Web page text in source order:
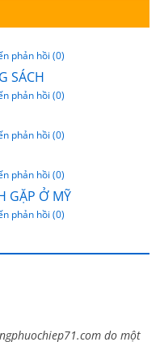
phản hồi (0)
SÁCH
phản hồi (0)
phản hồi (0)
phản hồi (0)
GẶP Ở MỸ
phản hồi (0)
do một